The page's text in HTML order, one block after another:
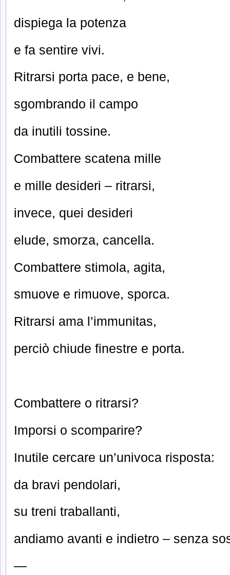
dispiega la potenza
e fa sentire vivi.
Ritrarsi porta pace, e bene,
sgombrando il campo
da inutili tossine.
Combattere scatena mille
e mille desideri – ritrarsi,
invece, quei desideri
elude, smorza, cancella.
Combattere stimola, agita,
smuove e rimuove, sporca.
Ritrarsi ama l’immunitas,
perciò chiude finestre e porta.
Combattere o ritrarsi?
Imporsi o scomparire?
Inutile cercare un’univoca risposta:
da bravi pendolari,
su treni traballanti,
andiamo avanti e indietro – senza
—